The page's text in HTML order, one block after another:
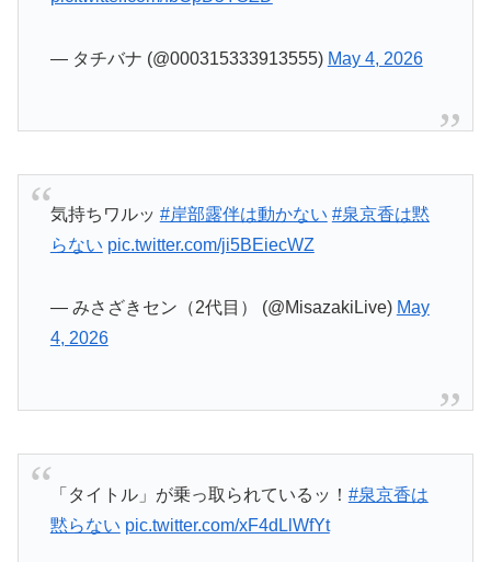
気持ちワルッ#岸部露伴は動かない #泉京香は黙
らない pic.twitter.com/ji5BEiecWZ
4, 2026
「タイトル」が乗っ取られているッ！#泉京香は